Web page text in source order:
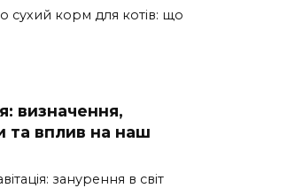
сухий корм для котів: що
визначення,
та вплив на наш
занурення в світ